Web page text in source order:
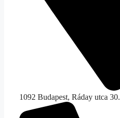
1092 Budapest, Ráday utca 30.